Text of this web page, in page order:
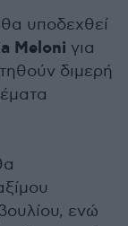
υποδεχθεί
Meloni για
διμερή
ενώ